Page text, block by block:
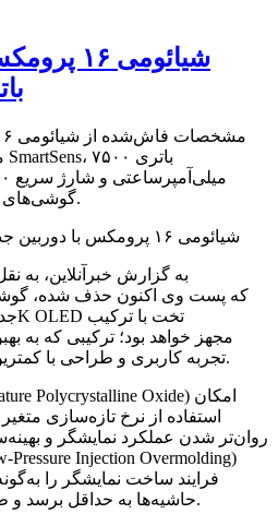
شیائومی
گوشی‌های پرچمدار برند چینی خواهد بود.
به گزارش خبرآنلاین، به
تجربه کاربری و طراحی با کمترین حاشیه کمک شایانی می‌کند.
استفاده از نرخ تازه‌سازی
روان‌تر شدن عملکرد نمایشگر و
فرایند ساخت نمایشگر را
حاشیه‌ها به حداقل برسد و طراحی مدرن‌تری حاصل شود.